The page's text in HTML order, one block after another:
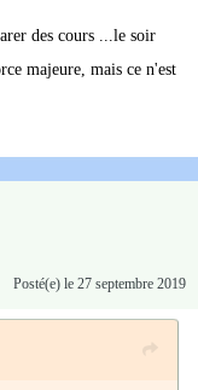
primaires. Mobilis in
métier, n'est
avoir dans les
de crocodile ici
même peut-être
de notre pays
des cours ...le soir
majeure, mais ce n'est
Posté(e) le 27 septembre 2019